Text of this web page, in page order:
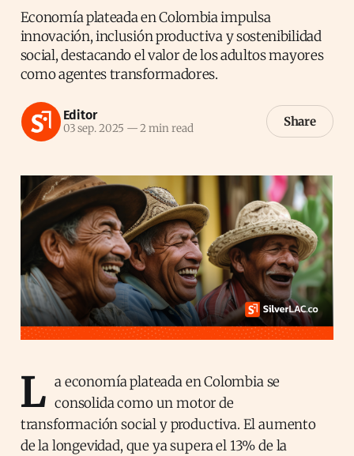
Economía plateada en Colombia impulsa
innovación, inclusión productiva y sostenibilidad
social, destacando el valor de los adultos mayores
como agentes transformadores.
Editor
03 sep. 2025 —2 min read Share
L a economía plateada en Colombia se
consolida como un motor de
transformación social y productiva. El aumento
de la longevidad, que ya supera el 13% de la